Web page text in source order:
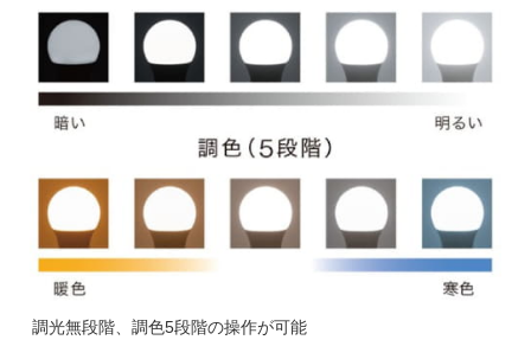
調光無段階、調色5段階の操作が可能